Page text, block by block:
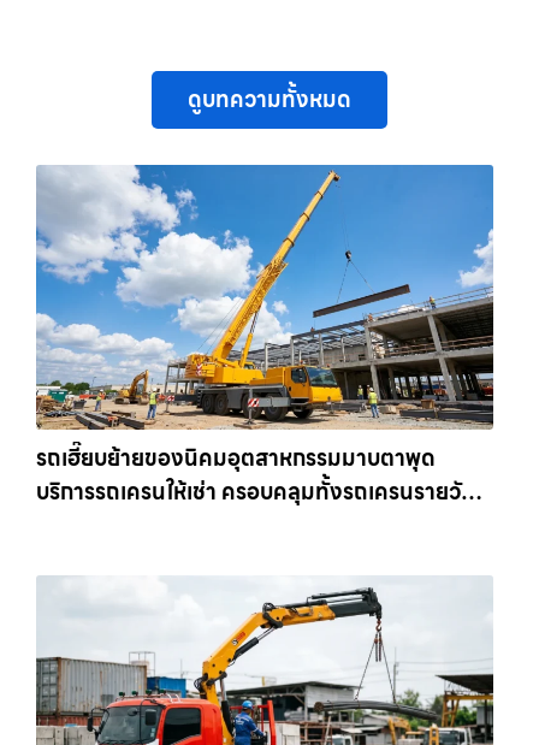
ดูบทความทั้งหมด
รถเฮี๊ยบย้ายของนิคมอุตสาหกรรมมาบตาพุด
บริการรถเครนให้เช่า ครอบคลุมทั้งรถเครนรายวัน